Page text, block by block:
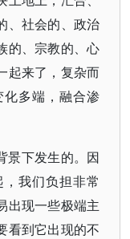
、社会的、政治
的、宗教的、心
起来了，复杂而
多端，融合渗
景下发生的。因
我们负担非常
出现一些极端主
看到它出现的不